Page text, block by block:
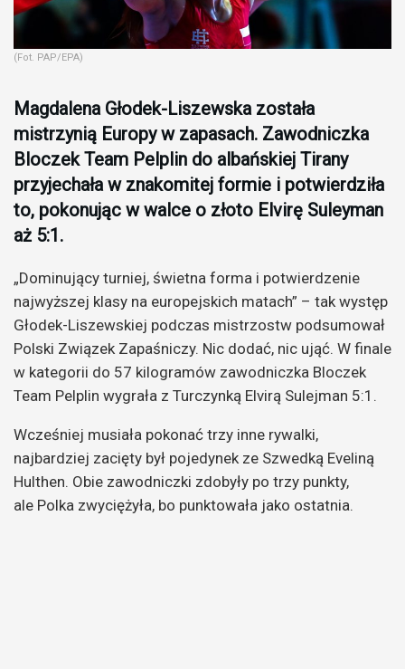
(Fot. PAP/EPA)
Magdalena Głodek-Liszewska została
mistrzynią Europy w zapasach. Zawodniczka
Bloczek Team Pelplin do albańskiej Tirany
przyjechała w znakomitej formie i potwierdziła
to, pokonując w walce o złoto Elvirę Suleyman
aż 5:1.
„Dominujący turniej, świetna forma i potwierdzenie
najwyższej klasy na europejskich matach” – tak występ
Głodek-Liszewskiej podczas mistrzostw podsumował
Polski Związek Zapaśniczy. Nic dodać, nic ująć. W finale
w kategorii do 57 kilogramów zawodniczka Bloczek
Team Pelplin wygrała z Turczynką Elvirą Sulejman 5:1.
Wcześniej musiała pokonać trzy inne rywalki,
najbardziej zacięty był pojedynek ze Szwedką Eveliną
Hulthen. Obie zawodniczki zdobyły po trzy punkty,
ale Polka zwyciężyła, bo punktowała jako ostatnia.